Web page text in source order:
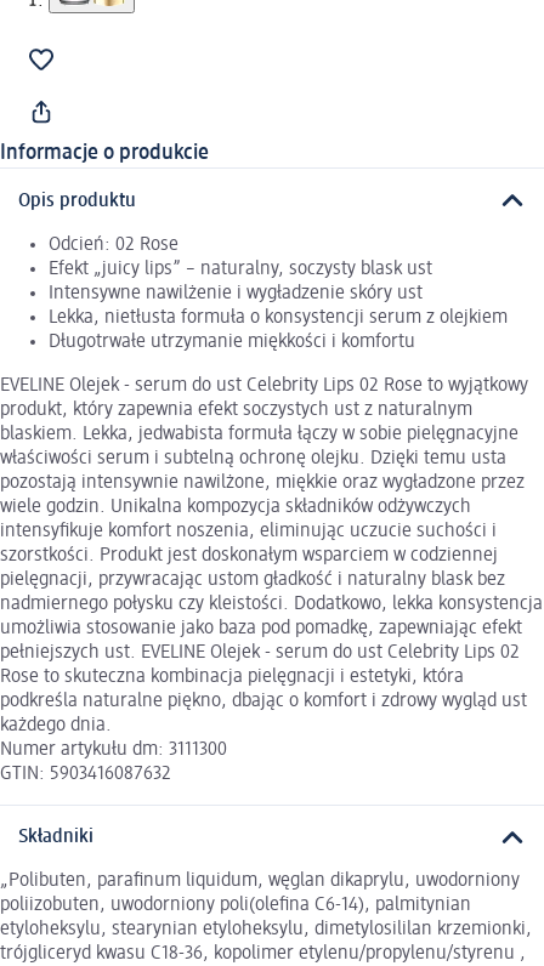
Informacje o produkcie
Opis produktu
Odcień: 02 Rose
Efekt „juicy lips” – naturalny, soczysty blask ust
Intensywne nawilżenie i wygładzenie skóry ust
Lekka, nietłusta formuła o konsystencji serum z olejkiem
Długotrwałe utrzymanie miękkości i komfortu
EVELINE Olejek - serum do ust Celebrity Lips 02 Rose to wyjątkowy
produkt, który zapewnia efekt soczystych ust z naturalnym
blaskiem. Lekka, jedwabista formuła łączy w sobie pielęgnacyjne
właściwości serum i subtelną ochronę olejku. Dzięki temu usta
pozostają intensywnie nawilżone, miękkie oraz wygładzone przez
wiele godzin. Unikalna kompozycja składników odżywczych
intensyfikuje komfort noszenia, eliminując uczucie suchości i
szorstkości. Produkt jest doskonałym wsparciem w codziennej
pielęgnacji, przywracając ustom gładkość i naturalny blask bez
nadmiernego połysku czy kleistości. Dodatkowo, lekka konsystencja
umożliwia stosowanie jako baza pod pomadkę, zapewniając efekt
pełniejszych ust. EVELINE Olejek - serum do ust Celebrity Lips 02
Rose to skuteczna kombinacja pielęgnacji i estetyki, która
podkreśla naturalne piękno, dbając o komfort i zdrowy wygląd ust
każdego dnia.
Numer artykułu dm: 3111300
GTIN: 5903416087632
Składniki
„Polibuten, parafinum liquidum, węglan dikaprylu, uwodorniony
poliizobuten, uwodorniony poli(olefina C6-14), palmitynian
etyloheksylu, stearynian etyloheksylu, dimetylosililan krzemionki,
trójgliceryd kwasu C18-36, kopolimer etylenu/propylenu/styrenu ,